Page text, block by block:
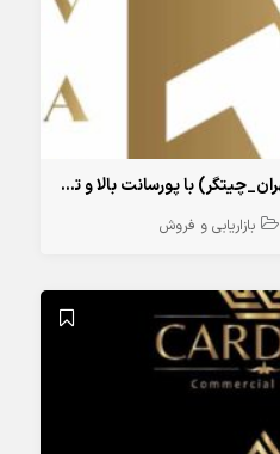
استخدام کارشناس فروش (تهران_چیتگر) با پورسانت بالا و تسویه آنی،دوره آموزشی مدیریت فروش
بازاریابی و فروش